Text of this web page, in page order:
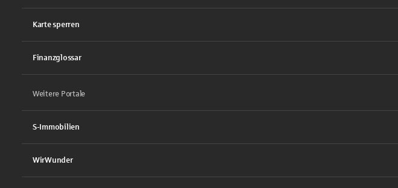
Karte sperren
Finanzglossar
Weitere Portale
S-Immobilien
WirWunder